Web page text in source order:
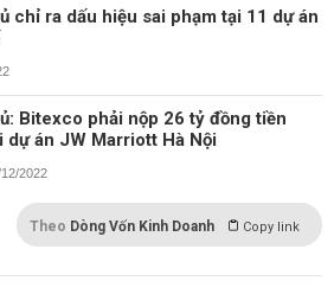
chỉ ra dấu hiệu sai phạm tại 11 dự án
Bitexco phải nộp 26 tỷ đồng tiền
án JW Marriott Hà Nội
2022
Theo Dòng Vốn Kinh Doanh Copy link